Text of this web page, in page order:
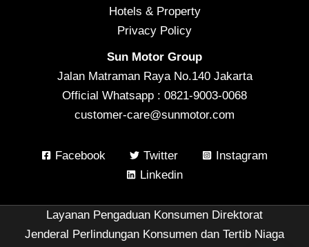
Hotels & Property
Privacy Policy
Sun Motor Group
Jalan Matraman Raya No.140 Jakarta
Official Whatsapp : 0821-9003-0068
customer-care@sunmotor.com
Facebook Twitter
Instagram
Linkedin
Layanan Pengaduan Konsumen Direktorat
Jenderal Perlindungan Konsumen dan Tertib Niaga